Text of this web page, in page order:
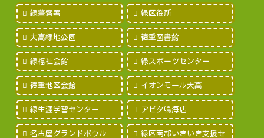
緑警察署 緑区役所
大高緑地公園 徳重図書館
緑福祉会館 緑スポーツセンター
徳重地区会館 イオンモール大高
緑生涯学習センター アピタ鳴海店
名古屋グランドボウル
緑区南部いきいき支援セ